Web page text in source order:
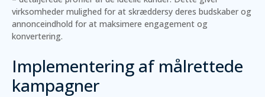
virksomheder mulighed for at skræddersy deres budskaber og
annonceindhold for at maksimere engagement og
konvertering.
Implementering af målrettede
kampagner